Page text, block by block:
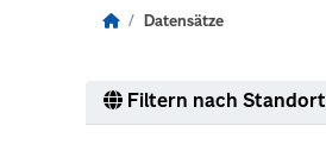
Datensätze
Filtern nach Standort